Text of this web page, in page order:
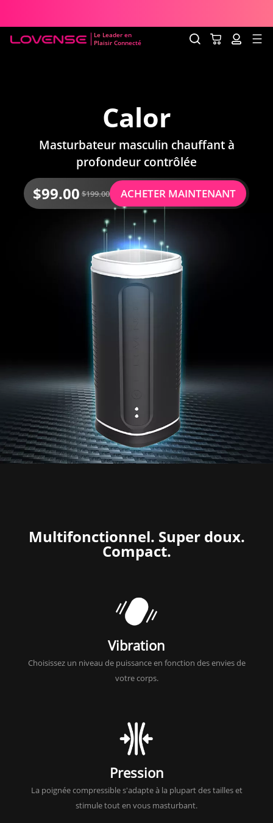
Le Leader en
Plaisir Connecté
Calor
Masturbateur masculin chauffant à
profondeur contrôlée
$99.00 $199.00 ACHETER MAINTENANT
Multifonctionnel. Super doux.
Compact.
Vibration
Choisissez un niveau de puissance en fonction des envies de
votre corps.
Pression
La poignée compressible s'adapte à la plupart des tailles et
stimule tout en vous masturbant.